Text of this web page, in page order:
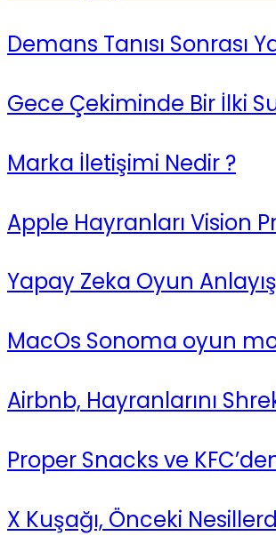
Demans Tanısı Sonrası
Gece Çekiminde Bir İlki
Marka İletişimi Nedir ?
Apple Hayranları Vision
Yapay Zeka Oyun
MacOs Sonoma oyun
Airbnb, Hayranlarını
Proper Snacks ve
X Kuşağı, Önceki